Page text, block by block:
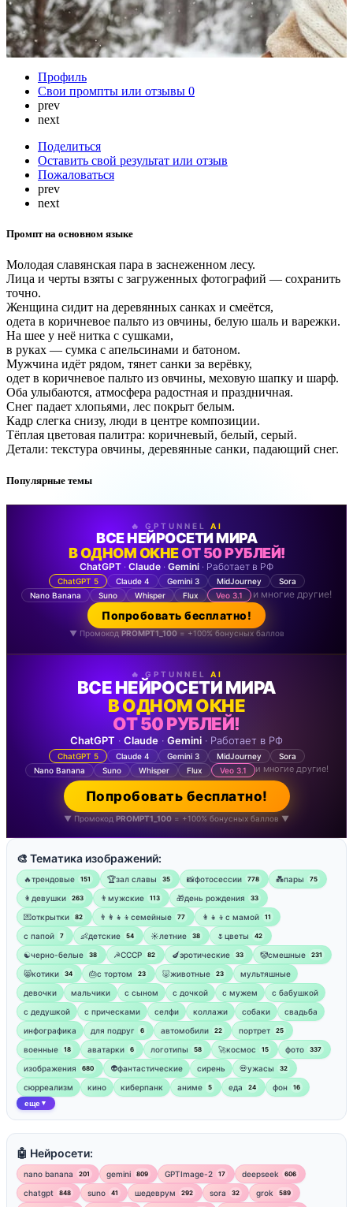
Профиль
Свои промпты или отзывы 0
prev
next
Поделиться
Оставить свой результат или отзыв
Пожаловаться
prev
next
Промпт на основном языке
Молодая славянская пара в заснеженном лесу.
Лица и черты взяты с загруженных фотографий — сохранить
точно.
Женщина сидит на деревянных санках и смеётся,
одета в коричневое пальто из овчины, белую шаль и варежки.
На шее у неё нитка с сушками,
в руках — сумка с апельсинами и батоном.
Мужчина идёт рядом, тянет санки за верёвку,
одет в коричневое пальто из овчины, меховую шапку и шарф.
Оба улыбаются, атмосфера радостная и праздничная.
Снег падает хлопьями, лес покрыт белым.
Кадр слегка снизу, люди в центре композиции.
Тёплая цветовая палитра: коричневый, белый, серый.
Детали: текстура овчины, деревянные санки, падающий снег.
Популярные темы
🔥 GPTUNNEL AI
ВСЕ НЕЙРОСЕТИ МИРА
В ОДНОМ ОКНЕОТ 50 РУБЛЕЙ!
ChatGPT · Claude · Gemini · Работает в РФ
ChatGPT 5 Claude 4 Gemini 3 MidJourney
Sora
Nano Banana
Suno Whisper Flux Veo 3.1 и многие другие!
Попробовать бесплатно!
▼ Промокод PROMPT1_100= +100% бонусных баллов
🔥 GPTUNNEL AI
ВСЕ НЕЙРОСЕТИ МИРА
В ОДНОМ ОКНЕ
ОТ 50 РУБЛЕЙ!
ChatGPT · Claude · Gemini · Работает в РФ
ChatGPT 5 Claude 4 Gemini 3 MidJourney
Sora
Nano Banana
Suno Whisper Flux Veo 3.1 и многие другие!
Попробовать бесплатно!
▼ Промокод PROMPT1_100 = +100% бонусных баллов ▼
🎨 Тематика изображений:
🔥трендовые 151 🏆зал славы 35 📸фотосессии 778 💑пары 75
👩девушки 263 👨мужские 113 🎁день рождения 33
💌открытки 82 👨‍👩‍👧‍👦семейные 77 👩‍👧‍👦с мамой 11
‍с папой 7 👶детские 54 ☀️летние 38 🌷цветы 42
☯︎черно-белые 38 ☭СССР 82 🍆эротические 33 🤡смешные 231
😸котики 34 🎂с тортом 23 🐷животные 23
мультяшные
девочки
мальчики с сыном с дочкой с мужем
с бабушкой
с дедушкой
с прическами селфи коллажи собаки
свадьба
инфографика
для подруг 6 автомобили 22 портрет 25
военные 18 аватарки 6 логотипы 58 🚀космос 15 фото 337
изображения 680 👽фантастические сирень 💀ужасы 32
сюрреализм кино киберпанк аниме 5 еда 24 фон 16
еще ▼
🤖 Нейросети:
nano banana 201 gemini 809 GPTImage-2 17 deepseek 606
chatgpt 848 suno 41 шедеврум 292 sora 32 grok 589